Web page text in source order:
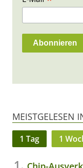
MEISTGELESEN
1 Tag 1